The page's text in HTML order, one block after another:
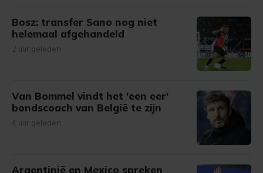
Bosz: transfer Sano nog niet
helemaal afgehandeld
2 uur geleden
Van Bommel vindt het 'een eer'
bondscoach van België te zijn
4 uur geleden
Argentinië en Mexico spreken